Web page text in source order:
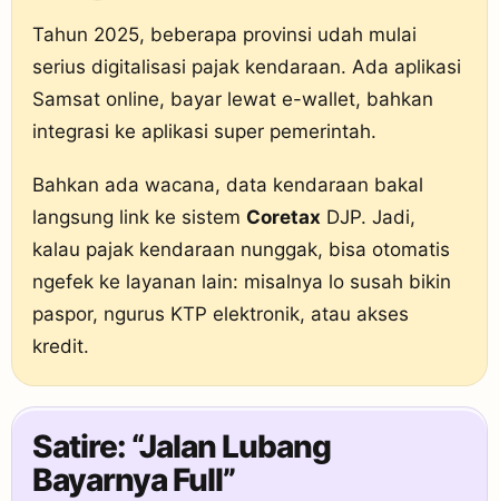
Tahun 2025, beberapa provinsi udah mulai
serius digitalisasi pajak kendaraan. Ada aplikasi
Samsat online, bayar lewat e-wallet, bahkan
integrasi ke aplikasi super pemerintah.
Bahkan ada wacana, data kendaraan bakal
langsung link ke sistem Coretax DJP. Jadi,
kalau pajak kendaraan nunggak, bisa otomatis
ngefek ke layanan lain: misalnya lo susah bikin
paspor, ngurus KTP elektronik, atau akses
kredit.
Satire: “Jalan Lubang
Bayarnya Full”